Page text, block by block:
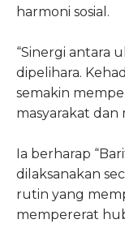
harmoni sosial.
“Sinergi antara
dipelihara.
semakin
masyarakat dan
Ia berharap
dilaksanakan
rutin yang
mempererat